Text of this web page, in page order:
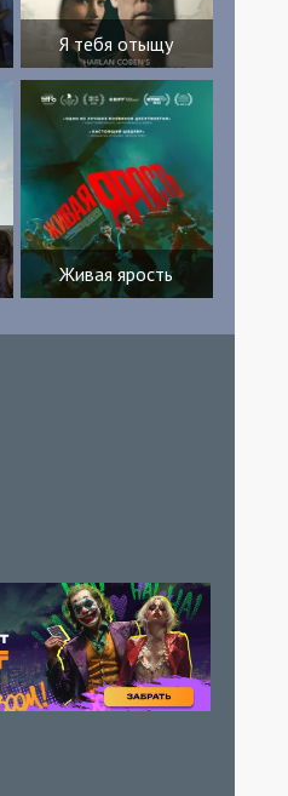
Я тебя отыщу
Живая ярость